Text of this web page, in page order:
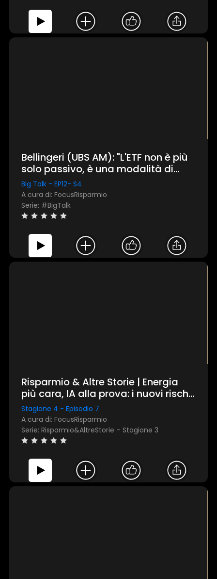
Bellingeri (UBS AM): "L'ETF non è più
solo passivo, è una modalità di
accesso"
Big Talk - EP12- S4
A cura di: FocusRisparmio
Serie: #BigTalk
Risparmio & Altre Storie | Energia
più cara, IA alla prova: i nuovi rischi
per mercati e investimenti:
rassegna stampa mensile di aprile
2026
Stagione 4 - Episodio 7
A cura di: FocusRisparmio
Serie: Risparmio&AltreStorie – Stagione 3